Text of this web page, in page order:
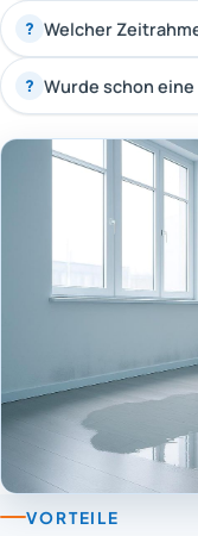
? Welcher
? Wurde schon
VORTEILE